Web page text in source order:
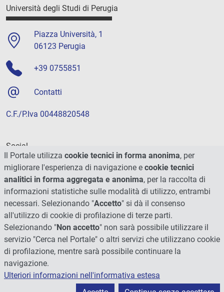
Università degli Studi di Perugia
Piazza Università, 1
06123 Perugia
+39 0755851
Contatti
C.F./P.Iva 00448820548
Social
Il Portale utilizza cookie tecnici in forma anonima, per
migliorare l'esperienza di navigazione e cookie tecnici
analitici in forma aggregata e anonima, per la raccolta di
informazioni statistiche sulle modalità di utilizzo, entrambi
necessari. Selezionando "Accetto" si dà il consenso
all'utilizzo di cookie di profilazione di terze parti.
Selezionando "Non accetto" non sarà possibile utilizzare il
servizio "Cerca nel Portale" o altri servizi che utilizzano cookie
di profilazione, mentre sarà possibile continuare la
navigazione.
Ulteriori informazioni nell'informativa estesa